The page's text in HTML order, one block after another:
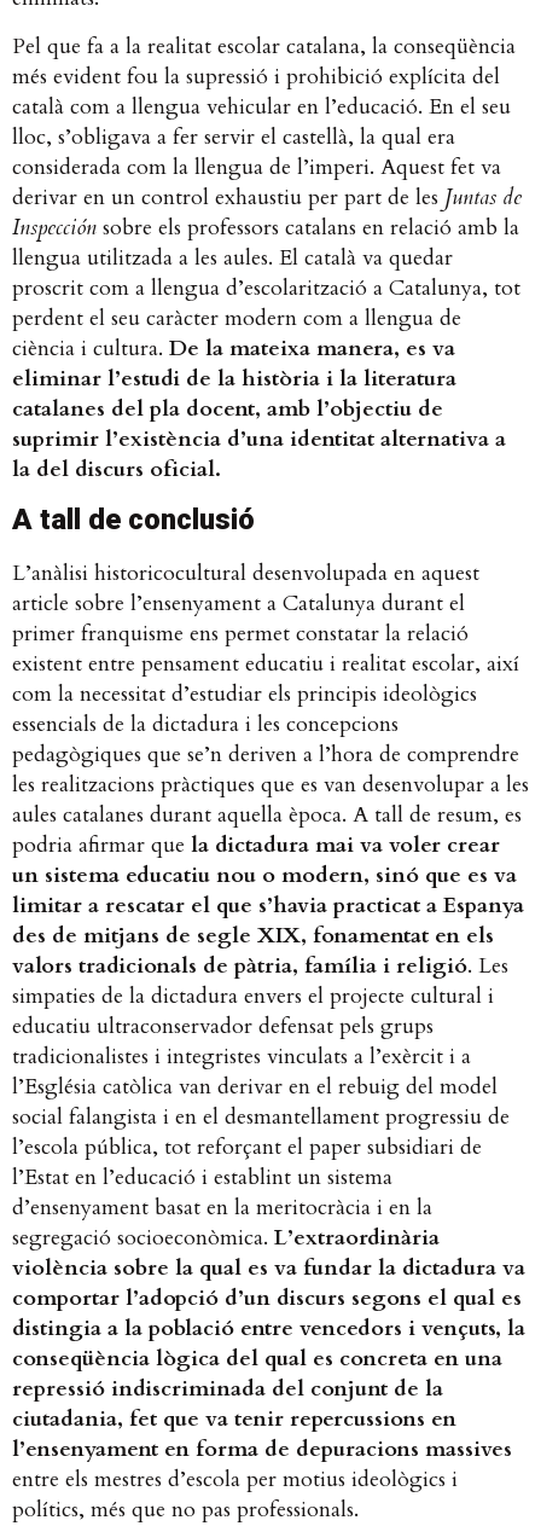
Pel que fa a la realitat escolar catalana, la conseqüència
més evident fou la supressió i prohibició explícita del
català com a llengua vehicular en l’educació. En el seu
lloc, s’obligava a fer servir el castellà, la qual era
considerada com la llengua de l’imperi. Aquest fet va
derivar en un control exhaustiu per part de les Juntas de
Inspección sobre els professors catalans en relació amb la
llengua utilitzada a les aules. El català va quedar
proscrit com a llengua d’escolarització a Catalunya, tot
perdent el seu caràcter modern com a llengua de
ciència i cultura. De la mateixa manera, es va
eliminar l’estudi de la història i la literatura
catalanes del pla docent, amb l’objectiu de
suprimir l’existència d’una identitat alternativa a
la del discurs oficial.
A tall de conclusió
L’anàlisi historicocultural desenvolupada en aquest
article sobre l’ensenyament a Catalunya durant el
primer franquisme ens permet constatar la relació
existent entre pensament educatiu i realitat escolar, així
com la necessitat d’estudiar els principis ideològics
essencials de la dictadura i les concepcions
pedagògiques que se’n deriven a l’hora de comprendre
les realitzacions pràctiques que es van desenvolupar a les
aules catalanes durant aquella època. A tall de resum, es
podria afirmar que la dictadura mai va voler crear
un sistema educatiu nou o modern, sinó que es va
limitar a rescatar el que s’havia practicat a Espanya
des de mitjans de segle XIX, fonamentat en els
valors tradicionals de pàtria, família i religió. Les
simpaties de la dictadura envers el projecte cultural i
educatiu ultraconservador defensat pels grups
tradicionalistes i integristes vinculats a l’exèrcit i a
l’Església catòlica van derivar en el rebuig del model
social falangista i en el desmantellament progressiu de
l’escola pública, tot reforçant el paper subsidiari de
l’Estat en l’educació i establint un sistema
d’ensenyament basat en la meritocràcia i en la
segregació socioeconòmica. L’extraordinària
violència sobre la qual es va fundar la dictadura va
comportar l’adopció d’un discurs segons el qual es
distingia a la població entre vencedors i vençuts, la
conseqüència lògica del qual es concreta en una
repressió indiscriminada del conjunt de la
ciutadania, fet que va tenir repercussions en
l’ensenyament en forma de depuracions massives
entre els mestres d’escola per motius ideològics i
polítics, més que no pas professionals.